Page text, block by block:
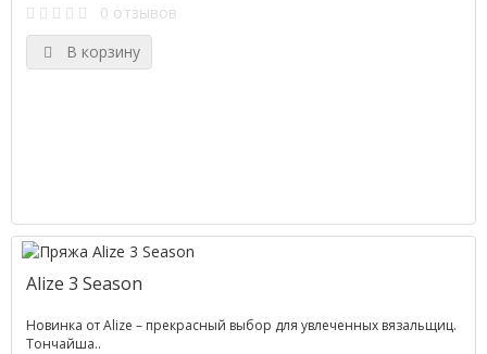
0 отзывов
В корзину
Alize 3 Season
Новинка от Alize – прекрасный выбор для увлеченных вязальщиц.
Тончайша..